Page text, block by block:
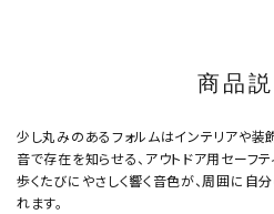
商品
少し丸みのあるフォルムはインテリアや装
音で存在を知らせる、アウトドア用セーフテ
歩くたびにやさしく響く音色が、周囲に自
れます。